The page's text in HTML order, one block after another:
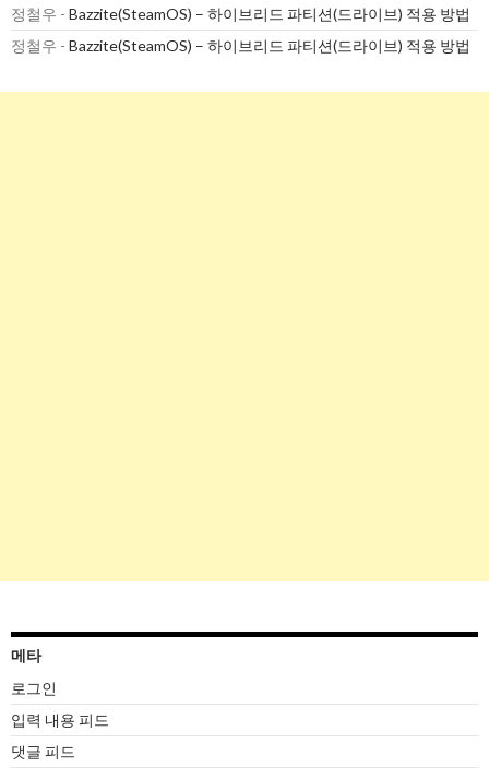
정철우 - Bazzite(SteamOS) – 하이브리드 파티션(드라이브) 적용 방법
정철우 - Bazzite(SteamOS) – 하이브리드 파티션(드라이브) 적용 방법
메타
로그인
입력 내용 피드
댓글 피드